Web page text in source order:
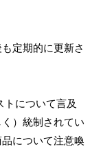
定期的に更新さ
について言及
）統制されてい
について注意喚